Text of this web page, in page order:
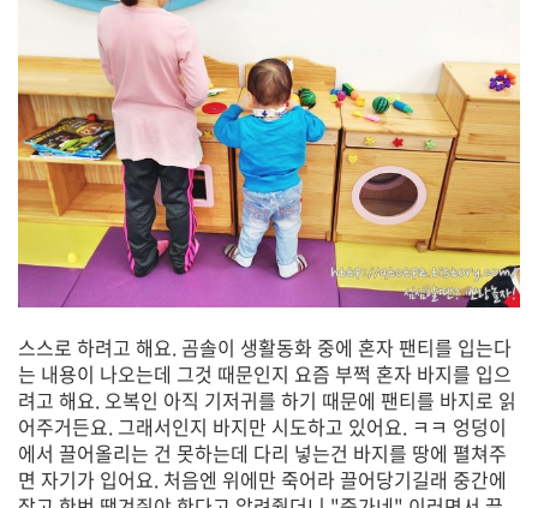
스스로 하려고 해요. 곰솔이 생활동화 중에 혼자 팬티를 입는다
는 내용이 나오는데 그것 때문인지 요즘 부쩍 혼자 바지를 입으
려고 해요. 오복인 아직 기저귀를 하기 때문에 팬티를 바지로 읽
어주거든요. 그래서인지 바지만 시도하고 있어요. ㅋㅋ 엉덩이
에서 끌어올리는 건 못하는데 다리 넣는건 바지를 땅에 펼쳐주
면 자기가 입어요. 처음엔 위에만 죽어라 끌어당기길래 중간에